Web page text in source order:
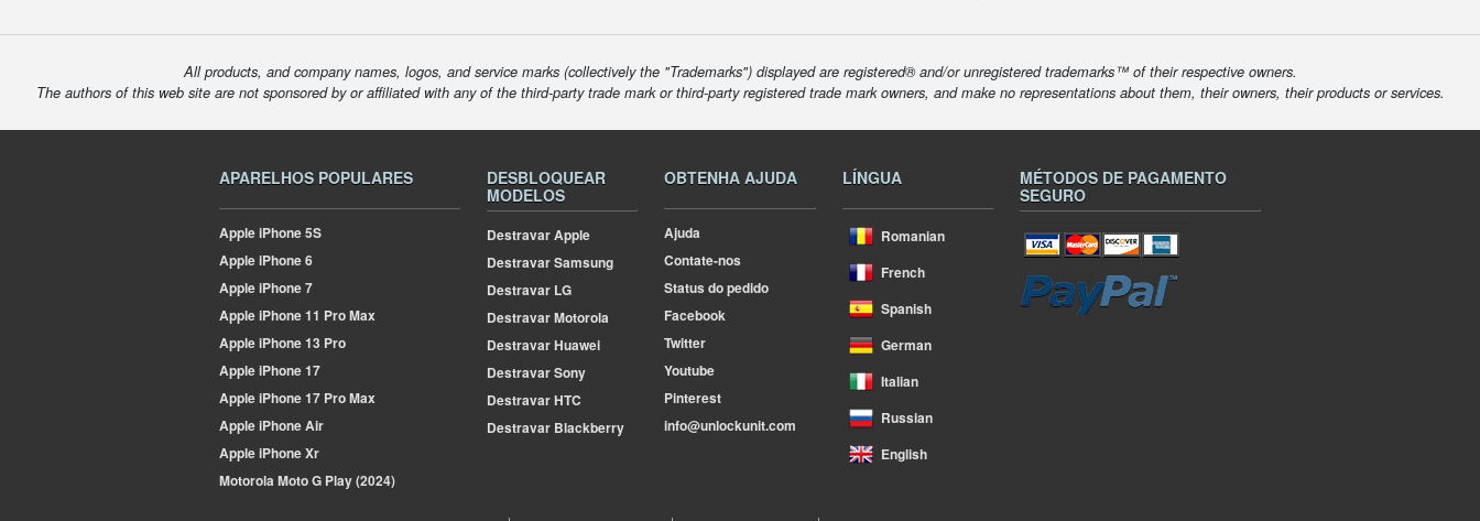
All products, and company names, logos, and service marks (collectively the "Trademarks") displayed are registered® and/or unregistered trademarks™ of their respective owners.
The authors of this web site are not sponsored by or affiliated with any of the third-party trade mark or third-party registered trade mark owners, and make no representations about them, their owners, their products or services.
APARELHOS POPULARES
AppleiPhone 5S
AppleiPhone 6
AppleiPhone 7
AppleiPhone 11 Pro Max
AppleiPhone 13 Pro
AppleiPhone 17
AppleiPhone 17 Pro Max
AppleiPhone Air
AppleiPhone Xr
MotorolaMoto G Play (2024)
DESBLOQUEAR
MODELOS
Destravar Apple
Destravar Samsung
Destravar LG
Destravar Motorola
Destravar Huawei
Destravar Sony
Destravar HTC
Destravar Blackberry
OBTENHA AJUDA
Ajuda
Contate-nos
Status do pedido
Facebook
Twitter
Youtube
Pinterest
info@unlockunit.com
LÍNGUA
Romanian
French
Spanish
German
Italian
Russian
English
MÉTODOS DE PAGAMENTO
SEGURO